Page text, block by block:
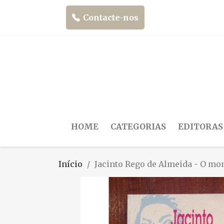
Contacte-nos
HOME CATEGORIAS EDITORAS
Início Jacinto Rego de Almeida - O